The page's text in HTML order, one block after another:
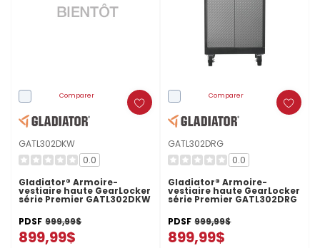
Comparer
GATL302DKW
0.0
Gladiator® Armoire-
vestiaire haute GearLocker
série Premier GATL302DKW
PDSF 999,99$
899,99$
Comparer
GATL302DRG
0.0
Gladiator® Armoire-
vestiaire haute GearLocker
série Premier GATL302DRG
PDSF 999,99$
899,99$